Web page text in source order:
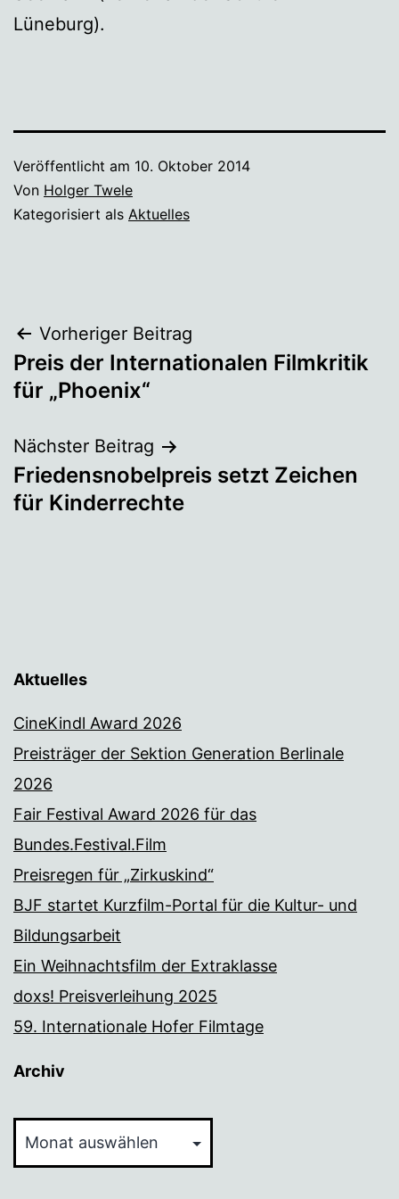
Lüneburg).
Veröffentlicht am 10. Oktober 2014
Von Holger Twele
Kategorisiert als Aktuelles
Beitragsnavigation
Vorheriger Beitrag
Preis der Internationalen Filmkritik
für „Phoenix“
Nächster Beitrag
Friedensnobelpreis setzt Zeichen
für Kinderrechte
Aktuelles
CineKindl Award 2026
Preisträger der Sektion Generation Berlinale
2026
Fair Festival Award 2026 für das
Bundes.Festival.Film
Preisregen für „Zirkuskind“
BJF startet Kurzfilm-Portal für die Kultur- und
Bildungsarbeit
Ein Weihnachtsfilm der Extraklasse
doxs! Preisverleihung 2025
59. Internationale Hofer Filmtage
Archiv